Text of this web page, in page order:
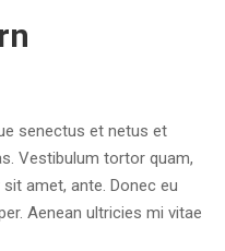
senectus et netus et
Vestibulum tortor quam,
amet, ante. Donec eu
Aenean ultricies mi vitae